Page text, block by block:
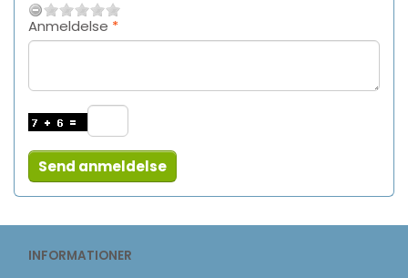
Anmeldelse
Send anmeldelse
INFORMATIONER